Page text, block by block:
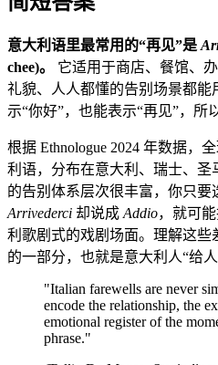
意大利语里最常用的“再见”是
chee)。
它适用于商店、餐馆、
礼貌、人人都懂的告别场景都能
示“你好”，也能表示“再见”，所
根据 Ethnologue 2024 年数据，
利语，分布在意大利、瑞士、
的告别体系层次很丰富，你只要
Arrivederci 却说成Addio，就可
利歌剧式的戏剧场面。理解这些
的一部分，也就是意大利人“给
"Italian farewells are never
encode the relationship, the
emotional register of the
phrase."